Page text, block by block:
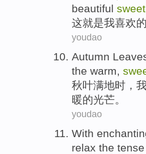
beautiful
这就是我喜欢的
youdao
Autumn
the warm,
秋叶满地时，
暖的光芒。
youdao
With
relax the tense